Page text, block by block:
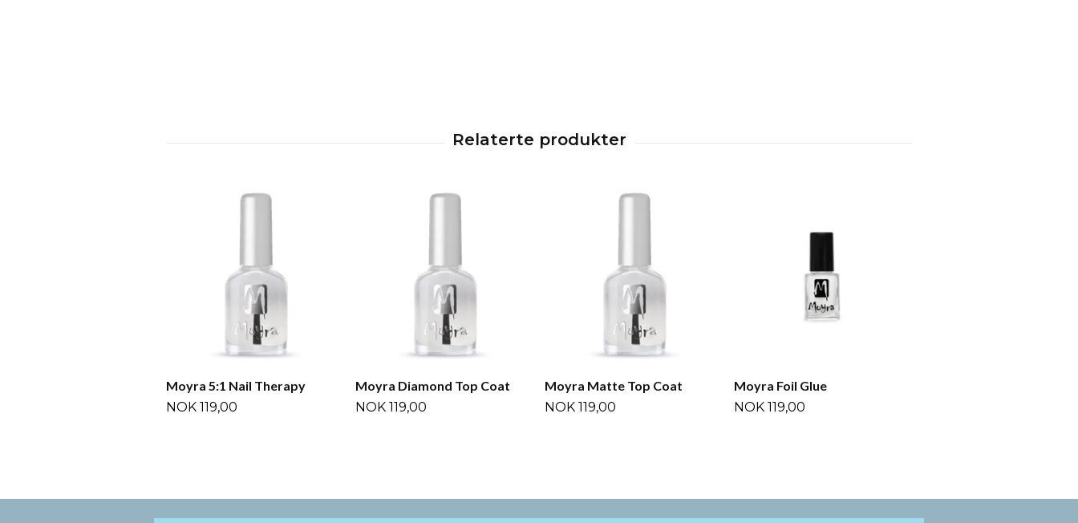
Moyra 5:1 Nail Therapy
NOK 119,00
Moyra Diamond Top Coat
NOK 119,00
Moyra Matte Top Coat
NOK 119,00
Moyra Foil Glue
NOK 119,00